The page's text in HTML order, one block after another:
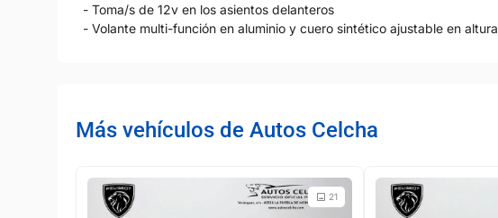
- Toma/s de 12v en los asientos delanteros
- Volante multi-función en aluminio y cuero sintético ajustable en altura
Más vehículos de Autos Celcha
21